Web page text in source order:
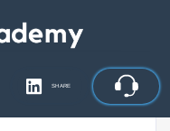
SHARE